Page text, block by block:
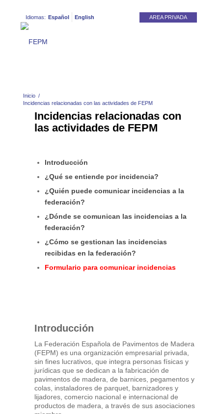
AREA PRIVADA
Idiomas: Español English
Inicio /
Incidencias relacionadas con las actividades de FEPM
Incidencias relacionadas con
las actividades de FEPM
Introducción
¿Qué se entiende por incidencia?
¿Quién puede comunicar incidencias a la
federación?
¿Dónde se comunican las incidencias a la
federación?
¿Cómo se gestionan las incidencias
recibidas en la federación?
Formulario para comunicar incidencias
Introducción
La Federación Española de Pavimentos de Madera
(FEPM) es una organización empresarial privada,
sin fines lucrativos, que integra personas físicas y
jurídicas que se dedican a la fabricación de
pavimentos de madera, de barnices, pegamentos y
colas, instaladores de parquet, barnizadores y
lijadores, comercio nacional e internacional de
productos de madera, a través de sus asociaciones